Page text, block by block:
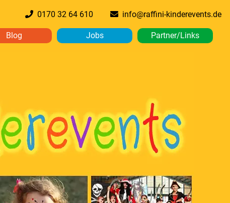
0170 32 64 610 info@raffini-kinderevents.de
Blog Jobs Partner/Links